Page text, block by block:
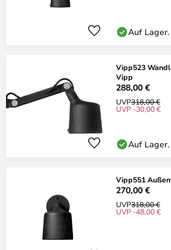
Auf Lager.
Vipp523
Vipp
288,00 €
UVP318,00 €
UVP -30,00 €
Auf Lager.
Vipp551
270,00 €
UVP318,00 €
UVP -48,00 €